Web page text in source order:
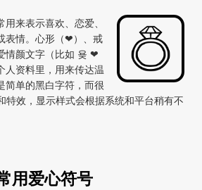
来表示喜欢、恋爱、
表情。心形（❤）、戒
情颜文字（比如 욪 ❤
人资料里，用来传达温
简单的黑白字符，而很
特效，显示样式会根据系统和平台稍有不
用爱心符号